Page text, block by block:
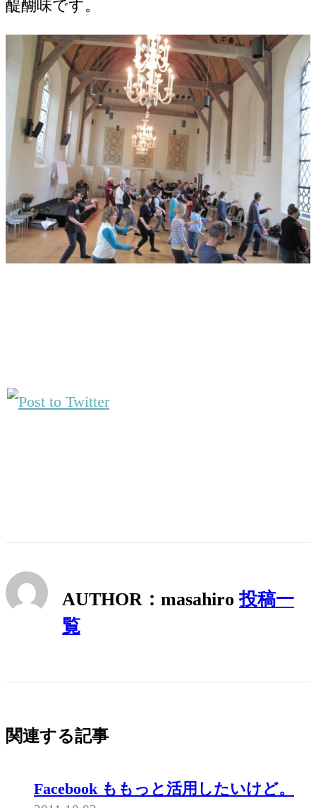
醍醐味です。
AUTHOR：masahiro投稿一
覧
関連する記事
Facebook ももっと活用したいけど。